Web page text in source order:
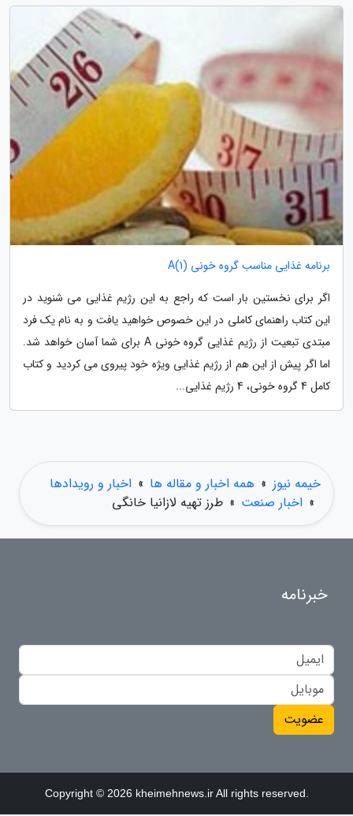
برنامه غذایی مناسب گروه خونی A(1)
اگر برای نخستین بار است که راجع به این رژیم غذایی می شنوید در
این کتاب راهنمای کاملی در این خصوص خواهید یافت و به نام یک فرد
مبتدی تبعیت از رژیم غذایی گروه خونی A برای شما آسان خواهد شد.
اما اگر پیش از این هم از رژیم غذایی ویژه خود پیروی می کردید و کتاب
کامل 4 گروه خونی، 4 رژیم غذایی...
خیمه نیوز » همه اخبار و مقاله ها » اخبار و رویدادها
» اخبار صنعت » طرز تهیه لازانیا خانگی
خبرنامه
عضویت
Copyright © 2026 kheimehnews.ir All rights reserved.